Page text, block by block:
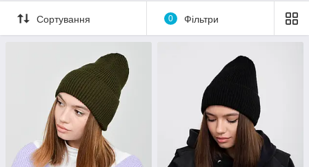
Сортування 0 Фільтри